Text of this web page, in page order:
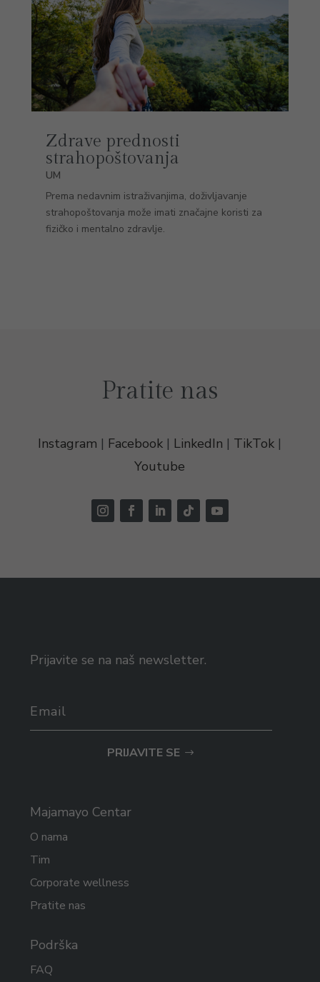
Zdrave prednosti
strahopoštovanja
UM
Prema nedavnim istraživanjima, doživljavanje
strahopoštovanja može imati značajne koristi za
fizičko i mentalno zdravlje.
Pratite nas
Instagram | Facebook | LinkedIn | TikTok |
Youtube
Prijavite se na naš newsletter.
PRIJAVITE SE
Majamayo Centar
O nama
Tim
Corporate wellness
Pratite nas
Podrška
FAQ